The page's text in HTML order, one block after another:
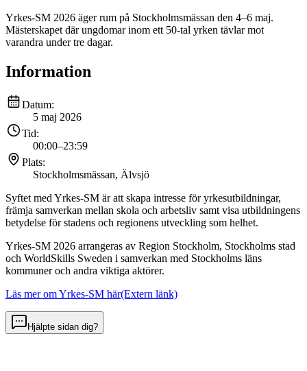
Yrkes-SM 2026 äger rum på Stockholms­mässan den 4–6 maj.
Mäster­skapet där ungdomar inom ett 50-tal yrken tävlar mot
varandra under tre dagar.
Information
Datum:
5 maj 2026
Tid:
00:00–23:59
Plats:
Stockholmsmässan, Älvsjö
Syftet med Yrkes-SM är att skapa intresse för yrkesutbildningar,
främja samverkan mellan skola och arbetsliv samt visa utbildningens
betydelse för stadens och regionens utveckling som helhet.
Yrkes-SM 2026 arrangeras av Region Stockholm, Stockholms stad
och WorldSkills Sweden i samverkan med Stockholms läns
kommuner och andra viktiga aktörer.
Läs mer om Yrkes-SM här(Extern länk)
Hjälpte sidan dig?